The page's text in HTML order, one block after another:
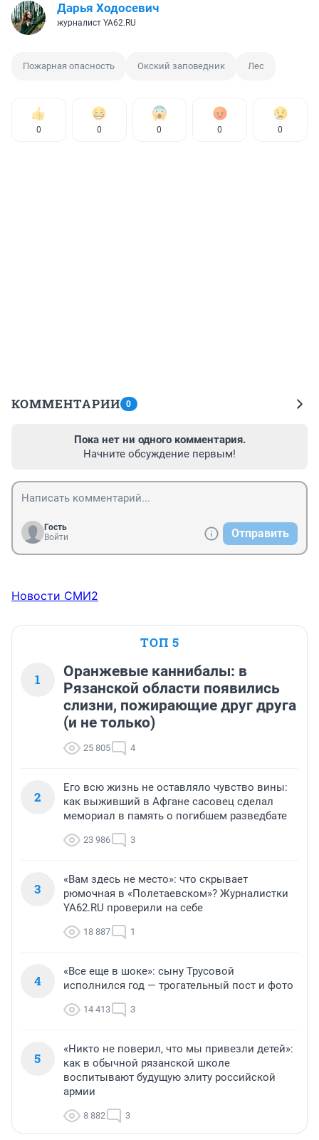
Дарья Ходосевич
журналист YA62.RU
Пожарная опасность Окский заповедник Лес
0 0 0 0 0
КОММЕНТАРИИ 0
Пока нет ни одного комментария.
Начните обсуждение первым!
Гость
Войти
Отправить
Новости СМИ2
ТОП 5
1
Оранжевые каннибалы: в
Рязанской области появились
слизни, пожирающие друг друга
(и не только)
25 805 4
2
Его всю жизнь не оставляло чувство вины:
как выживший в Афгане сасовец сделал
мемориал в память о погибшем разведбате
23 986 3
3
«Вам здесь не место»: что скрывает
рюмочная в «Полетаевском»? Журналистки
YA62.RU проверили на себе
18 887 1
4
«Все еще в шоке»: сыну Трусовой
исполнился год — трогательный пост и фото
14 413 3
5
«Никто не поверил, что мы привезли детей»:
как в обычной рязанской школе
воспитывают будущую элиту российской
армии
8 882 3